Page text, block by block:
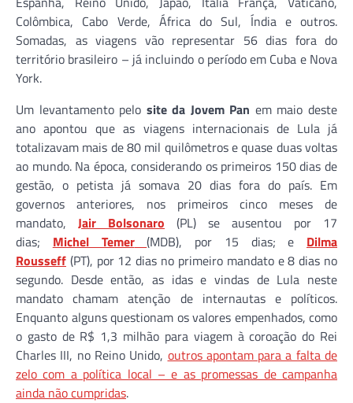
Colômbica, Cabo Verde, África do Sul, Índia e outros.
Somadas, as viagens vão representar 56 dias fora do
território brasileiro – já incluindo o período em Cuba e Nova
York.
Um levantamento pelo site da Jovem Pan em maio deste
ano apontou que as viagens internacionais de Lula já
totalizavam mais de 80 mil quilômetros e quase duas voltas
ao mundo. Na época, considerando os primeiros 150 dias de
gestão, o petista já somava 20 dias fora do país. Em
governos anteriores, nos primeiros cinco meses de
mandato, Jair Bolsonaro (PL) se ausentou por 17
dias; Michel Temer (MDB), por 15 dias; e Dilma
Rousseff (PT), por 12 dias no primeiro mandato e 8 dias no
segundo. Desde então, as idas e vindas de Lula neste
mandato chamam atenção de internautas e políticos.
Enquanto alguns questionam os valores empenhados, como
o gasto de R$ 1,3 milhão para viagem à coroação do Rei
Charles III, no Reino Unido, outros apontam para a falta de
zelo com a política local – e as promessas de campanha
ainda não cumpridas.